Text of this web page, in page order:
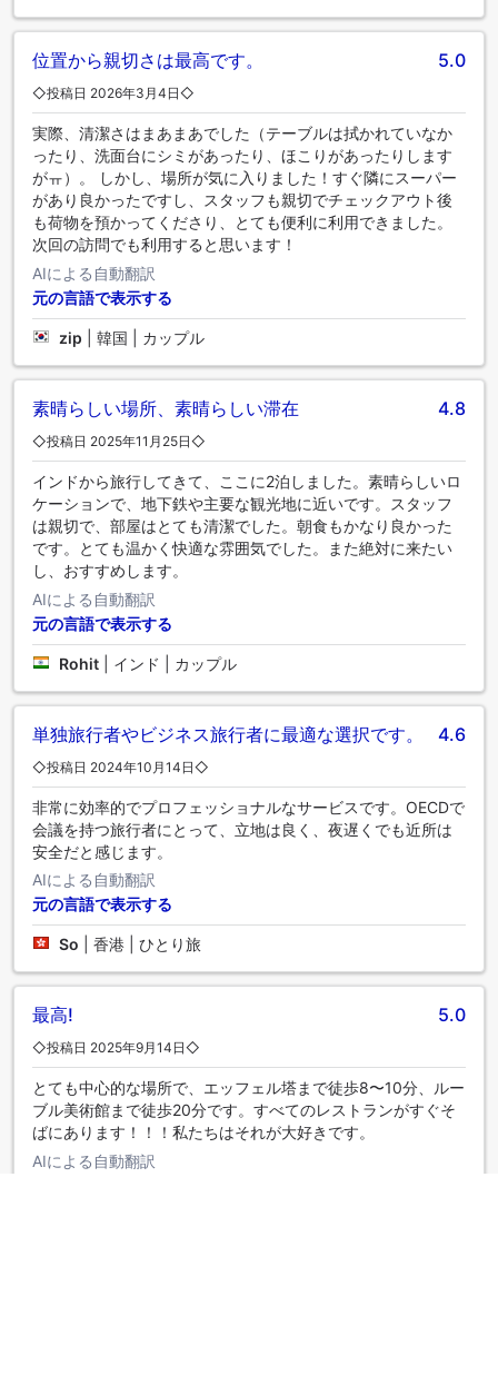
みたいお客様は、フィットネスセンターをご利用ください。
位置から親切さは最高です。 5.0
◇投稿日 2026年3月4日◇
実際、清潔さはまあまあでした（テーブルは拭かれていなか
ったり、洗面台にシミがあったり、ほこりがあったりします
がㅠ）。 しかし、場所が気に入りました！すぐ隣にスーパー
があり良かったですし、スタッフも親切でチェックアウト後
も荷物を預かってくださり、とても便利に利用できました。
次回の訪問でも利用すると思います！
AIによる自動翻訳
元の言語で表示する
zip 韓国 | カップル
素晴らしい場所、素晴らしい滞在 4.8
◇投稿日 2025年11月25日◇
インドから旅行してきて、ここに2泊しました。素晴らしいロ
ケーションで、地下鉄や主要な観光地に近いです。スタッフ
は親切で、部屋はとても清潔でした。朝食もかなり良かった
です。とても温かく快適な雰囲気でした。また絶対に来たい
し、おすすめします。
AIによる自動翻訳
元の言語で表示する
Rohit インド | カップル
単独旅行者やビジネス旅行者に最適な選択です。 4.6
◇投稿日 2024年10月14日◇
非常に効率的でプロフェッショナルなサービスです。OECDで
会議を持つ旅行者にとって、立地は良く、夜遅くでも近所は
安全だと感じます。
AIによる自動翻訳
元の言語で表示する
So 香港 | ひとり旅
最高! 5.0
◇投稿日 2025年9月14日◇
とても中心的な場所で、エッフェル塔まで徒歩8〜10分、ルー
ブル美術館まで徒歩20分です。すべてのレストランがすぐそ
ばにあります！！！私たちはそれが大好きです。
AIによる自動翻訳